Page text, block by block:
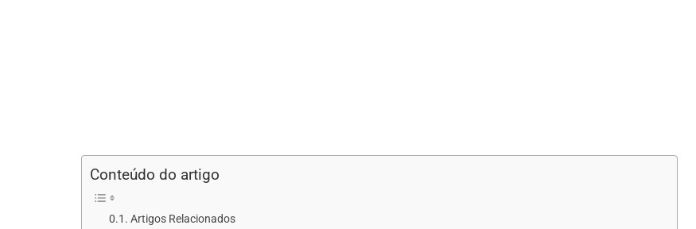
Conteúdo do artigo
Artigos Relacionados